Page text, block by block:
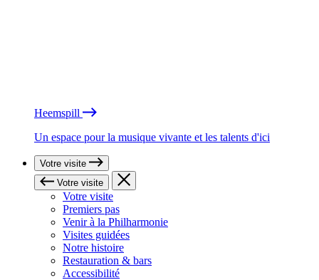
Heemspill
Un espace pour la musique vivante et les talents d'ici
Votre visite
Votre visite
Votre visite
Premiers pas
Venir à la Philharmonie
Visites guidées
Notre histoire
Restauration & bars
Accessibilité